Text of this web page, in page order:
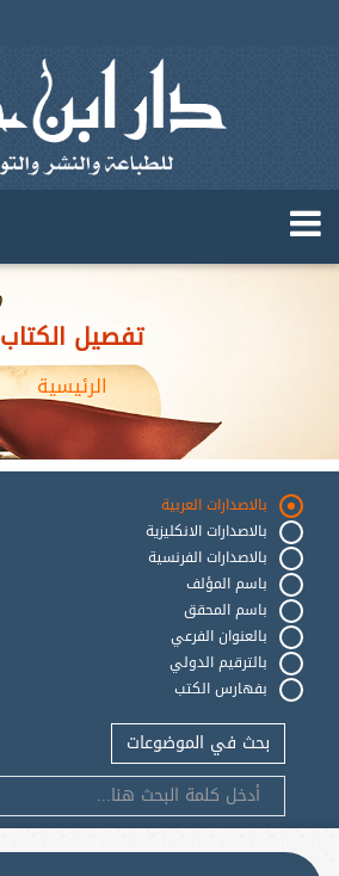
تفصيل الكتاب
الرئيسية
بالاصدارات العربية
بالاصدارات الانكليزية
بالاصدارات الفرنسية
باسم المؤلف
باسم المحقق
بالعنوان الفرعي
بالترقيم الدولي
بفهارس الكتب
بحث في الموضوعات